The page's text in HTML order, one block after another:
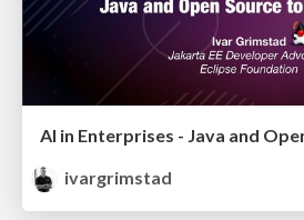
ivargrimstad